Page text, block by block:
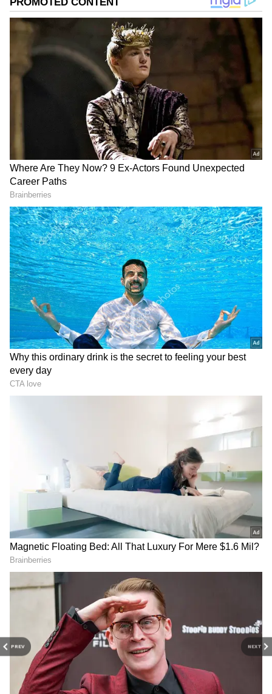
PREV NEXT
థాలేట్స్(phthalates),అస్థిర కర్బన సమ్మేళనాలు(volatile
organic compounds) మొదలైనవి. వీటి వల్ల క్యాన్సర్,
హార్మోన్ ప్రాబ్లమ్స్ లాంటి సీరియస్ హెల్త్ ప్రాబ్లమ్స్ వస్తాయి.
పీర్(Peer) నివేదిక ప్రకారం ప్యాకేజింగ్ వల్ల కొన్ని ప్రమాదకర
రసాయనాలు ఆహారంలో కలుస్తున్నాయని తేలింది. ఈ
పరిస్థితికి కారణం కేవలం ప్లాస్టిక్ ఉపయోగించడమేనని
నిపుణులు అభిప్రాయపడుతున్నారు.
గూగుల్‌లో ఆసక్తికరమైన సమాచారం కోసం ఏసియానెట్ తెలుగు
ప్రమాదకర రసాయనాలు ఫుడ్ లో కలవడానికి అనేక
కారణాలు ఉన్నాయి. వాటిలో ముఖ్యమైనవి ఆహారాన్ని
బాగా వేడిచేయడం. ఇలా చేయడం వల్ల ఆ ఫుడ్ తిన్న
వారికి ఎసిడిటీ పెరుగుతుంది. కొవ్వు పదార్థాలు
పేరుకుపోతాయి. అవన్నీ ఈ ప్రమాదకర ప్లాస్టిక్ కెమికల్స్ ను
శరీరంలో నిల్వగా ఉండిపోవడానికి కారణమవుతున్నాయి.
మరో ముఖ్య విషయం ఏమిటంటే చిన్న చిన్న ప్లాస్టిక్ కవర్లు,
బాక్సుల్లో ప్యాకింగ్ చేస్తున్న ఆహారం బాగా
కలుషితమవుతోందని నివేదికలు చెబుతున్నాయి.